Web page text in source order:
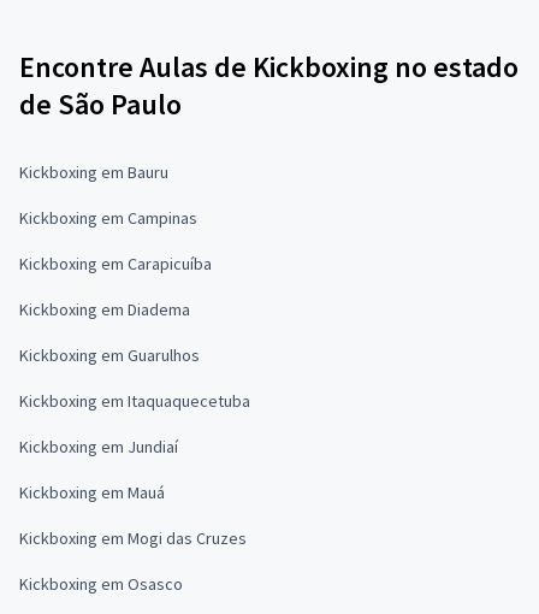
Encontre Aulas de Kickboxing no estado
de São Paulo
Kickboxing em Bauru
Kickboxing em Campinas
Kickboxing em Carapicuíba
Kickboxing em Diadema
Kickboxing em Guarulhos
Kickboxing em Itaquaquecetuba
Kickboxing em Jundiaí
Kickboxing em Mauá
Kickboxing em Mogi das Cruzes
Kickboxing em Osasco